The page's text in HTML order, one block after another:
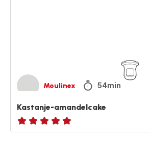
Moulinex 54min
Kastanje-amandelcake
ratings.NaN